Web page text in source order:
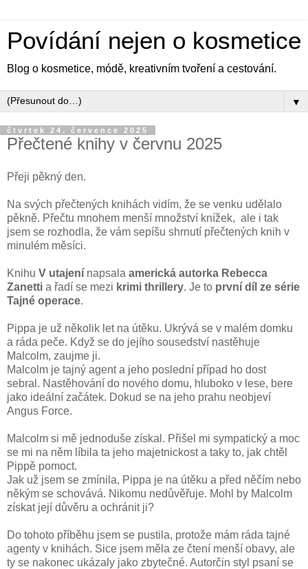
Povídání nejen o kosmetice
Blog o kosmetice, módě, kreativním tvoření a cestování.
▼
čtvrtek 24. července 2025
Přečtené knihy v červnu 2025
Přeji pěkný den.
Na svých přečtených knihách vidím, že se venku udělalo
pěkně. Přečtu mnohem menší množství knížek, ale i tak
jsem se rozhodla, že vám sepíšu shrnutí přečtených knih v
minulém měsíci.
Knihu V utajení napsala americká autorka Rebecca
Zanetti a řadí se mezi krimi thrillery. Je to první díl ze série
Tajné operace.
Pippa je už několik let na útěku. Ukrývá se v malém domku
a ráda peče. Když se do jejího sousedství nastěhuje
Malcolm, zaujme ji.
Malcolm je tajný agent a jeho poslední případ ho dost
sebral. Nastěhování do nového domu, hluboko v lese, bere
jako ideální začátek. Dokud se na jeho prahu neobjeví
Angus Force.
Malcolm si mě jednoduše získal. Přišel mi sympatický a moc
se mi na něm líbila ta jeho majetnickost a taky to, jak chtěl
Pippě pomoct.
Jak už jsem se zmínila, Pippa je na útěku a před něčím nebo
někým se schovává. Nikomu nedůvěřuje. Mohl by Malcolm
získat její důvěru a ochránit ji?
Do tohoto příběhu jsem se pustila, protože mám ráda tajné
agenty v knihách. Sice jsem měla ze čtení menší obavy, ale
ty se nakonec ukázaly jako zbytečné. Autorčin styl psaní se